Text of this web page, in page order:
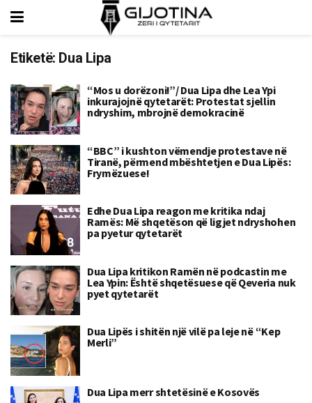
Etiketë: Dua Lipa
“Mos u dorëzoni!”/ Dua Lipa dhe Lea Ypi
inkurajojnë qytetarët: Protestat sjellin
ndryshim, mbrojnë demokracinë
“BBC” i kushton vëmendje protestave në
Tiranë, përmend mbështetjen e Dua Lipës:
Frymëzuese!
Edhe Dua Lipa reagon me kritika ndaj
Ramës: Më shqetëson që ligjet ndryshohen
pa pyetur qytetarët
Dua Lipa kritikon Ramën në podcastin me
Lea Ypin: Është shqetësuese që Qeveria nuk
pyet qytetarët
Dua Lipës i shitën një vilë pa leje në “Kep
Merli”
Dua Lipa merr shtetësinë e Kosovës